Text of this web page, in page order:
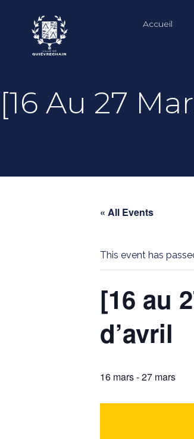
Accueil
[16 Au 27
« All Events
This event has
[16 au
d’avril
16 mars-27 mars